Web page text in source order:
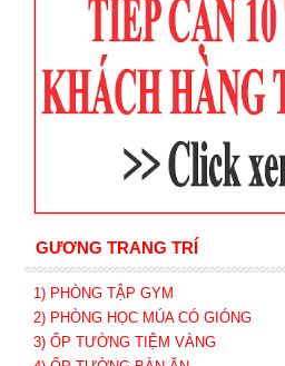
GƯƠNG TRANG TRÍ
1) PHÒNG TẬP GYM
2) PHÒNG HỌC MÚA CÓ GIÓNG
3) ỐP TƯỜNG TIỆM VÀNG